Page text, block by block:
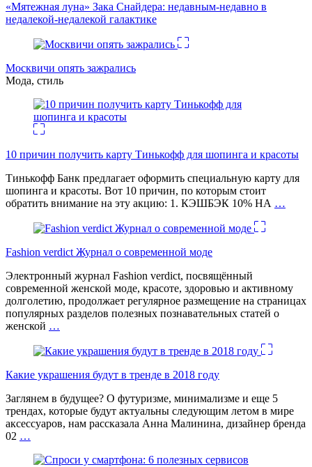
«Мятежная луна» Зака Снайдера: недавным-недавно в
недалекой-недалекой галактике
Москвичи опять зажрались
Мода, стиль
10 причин получить карту Тинькофф для шопинга и красоты
Тинькофф Банк предлагает оформить специальную карту для
шопинга и красоты. Вот 10 причин, по которым стоит
обратить внимание на эту акцию: 1. КЭШБЭК 10% НА …
Fashion verdict Журнал о современной моде
Электронный журнал Fashion verdict, посвящённый
современной женской моде, красоте, здоровью и активному
долголетию, продолжает регулярное размещение на страницах
популярных разделов полезных познавательных статей о
женской …
Какие украшения будут в тренде в 2018 году
Заглянем в будущее? О футуризме, минимализме и еще 5
трендах, которые будут актуальны следующим летом в мире
аксессуаров, нам рассказала Анна Малинина, дизайнер бренда
02 …